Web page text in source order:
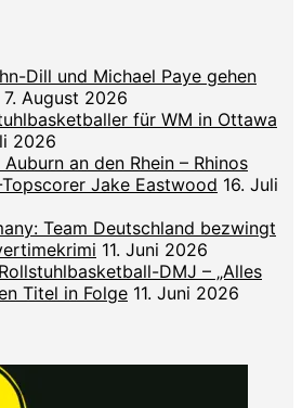
Dill und Michael Paye gehen
7. August 2026
für WM in Ottawa
2026
an den Rhein – Rhinos
Jake Eastwood 16. Juli
Team Deutschland bezwingt
11. Juni 2026
DMJ – „Alles
Titel in Folge 11. Juni 2026